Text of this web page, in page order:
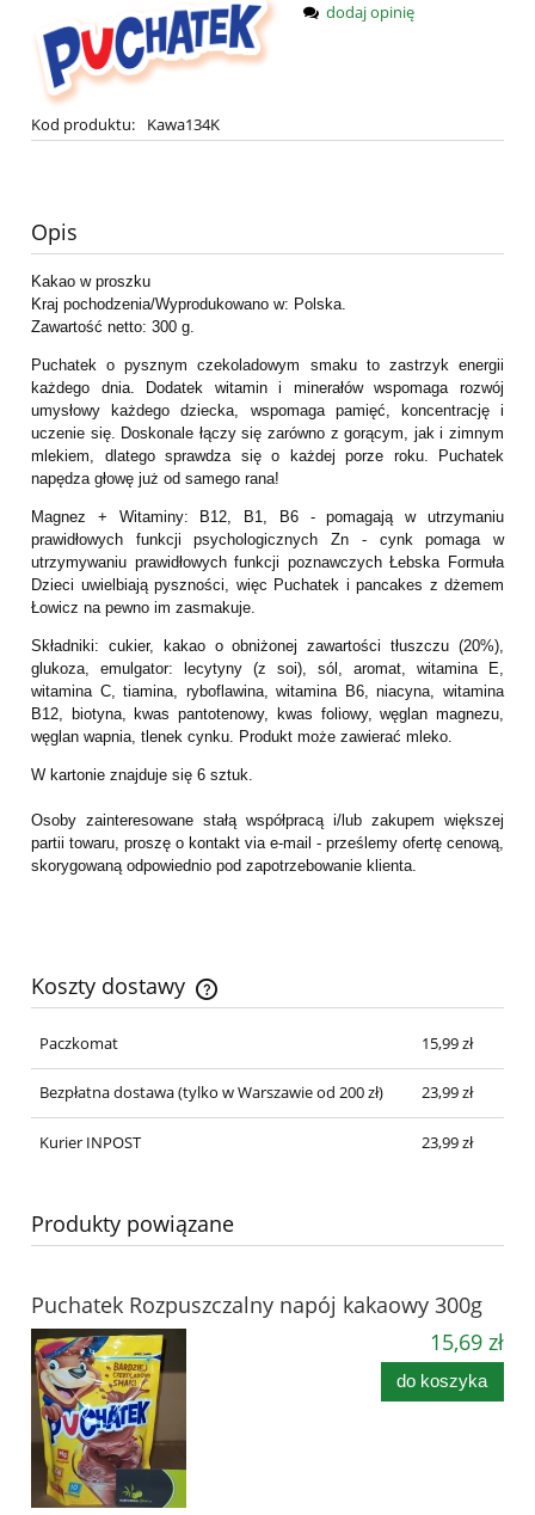
Kod produktu: Kawa134K
dodaj opinię
Opis
Kakao w proszku
Kraj pochodzenia/Wyprodukowano w: Polska.
Zawartość netto: 300 g.
Puchatek o pysznym czekoladowym smaku to zastrzyk energii
każdego dnia. Dodatek witamin i minerałów wspomaga rozwój
umysłowy każdego dziecka, wspomaga pamięć, koncentrację i
uczenie się. Doskonale łączy się zarówno z gorącym, jak i zimnym
mlekiem, dlatego sprawdza się o każdej porze roku. Puchatek
napędza głowę już od samego rana!
Magnez + Witaminy: B12, B1, B6 - pomagają w utrzymaniu
prawidłowych funkcji psychologicznych Zn - cynk pomaga w
utrzymywaniu prawidłowych funkcji poznawczych Łebska Formuła
Dzieci uwielbiają pyszności, więc Puchatek i pancakes z dżemem
Łowicz na pewno im zasmakuje.
Składniki: cukier, kakao o obniżonej zawartości tłuszczu (20%),
glukoza, emulgator: lecytyny (z soi), sól, aromat, witamina E,
witamina C, tiamina, ryboflawina, witamina B6, niacyna, witamina
B12, biotyna, kwas pantotenowy, kwas foliowy, węglan magnezu,
węglan wapnia, tlenek cynku. Produkt może zawierać mleko.
W kartonie znajduje się 6 sztuk.
Osoby zainteresowane stałą współpracą i/lub zakupem większej
partii towaru, proszę o kontakt via e-mail - prześlemy ofertę cenową,
skorygowaną odpowiednio pod zapotrzebowanie klienta.
Koszty dostawy
Cena nie zawiera ewentualnych kosztów płatności
Paczkomat
15,99 zł
Bezpłatna dostawa(tylko w Warszawie od 200 zł) 23,99 zł
Kurier INPOST 23,99 zł
Produkty powiązane
Puchatek Rozpuszczalny napój kakaowy 300g
15,69 zł
do koszyka